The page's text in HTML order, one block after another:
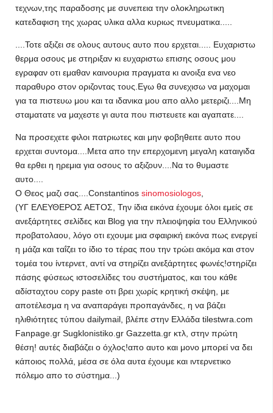
τεχνων,της παραδοσης με συνεπεια την ολοκληρωτικη
κατεδαφιση της χωρας υλικα αλλα κυριως πνευματικα.....
....Τοτε αξιζει σε ολους αυτους αυτο που ερχεται..... Ευχαριστω
θερμα οσους με στηριξαν κι ευχαριστω επισης οσους μου
εγραφαν οτι εμαθαν καινουρια πραγματα κι ανοιξα ενα νεο
παραθυρο στον οριζοντας τους.Εγω θα συνεχισω να μαχομαι
για τα πιστευω μου και τα ιδανικα μου απο αλλο μετεριζι....Μη
σταματατε να μαχεστε γι αυτα που πιστευετε και αγαπατε....
Να προσεχετε φιλοι πατριωτες και μην φοβηθειτε αυτο που
ερχεται συντομα....Μετα απο την επερχομενη μεγαλη καταιγιδα
θα ερθει η ηρεμια για οσους το αξιζουν....Να το θυμαστε
αυτο....
Ο Θεος μαζι σας....Constantinos sinomosiologos
(ΥΓ ΕΛΕΥΘΕΡΟΣ ΑΕΤΟΣ, Την ίδια εικόνα έχουμε όλοι εμείς σε
ανεξάρτητες σελίδες και Blog για την πλειοψηφία του Ελληνικού
προβατολαου, λόγο οτι εχουμε μια σφαιρική εικόνα πως ενεργεί
η μάζα και ταΐζει το ίδιο το τέρας που την τρώει ακόμα και στον
τομέα του ίντερνετ, αντί να στηρίζει ανεξάρτητες φωνές!στηρίζει
πάσης φύσεως ιστοσελίδες του συστήματος, και του κάθε
αδίσταχτου copy paste οτι βρει χωρίς κρητική σκέψη, με
αποτέλεσμα η να αναπαράγει προπαγάνδες, η να βάζει
ηλιθιότητες τύπου dailymail, βλέπε στην Ελλάδα tilestwra.com
Fanpage.gr Sugklonistiko.gr Gazzetta.gr κτλ, στην πρώτη
θέση! αυτές διαβάζει ο όχλος!απο αυτο και μονο μπορεί να δει
κάποιος πολλά, μέσα σε όλα αυτα έχουμε και ιντερνετικο
πόλεμο απο το σύστημα...)